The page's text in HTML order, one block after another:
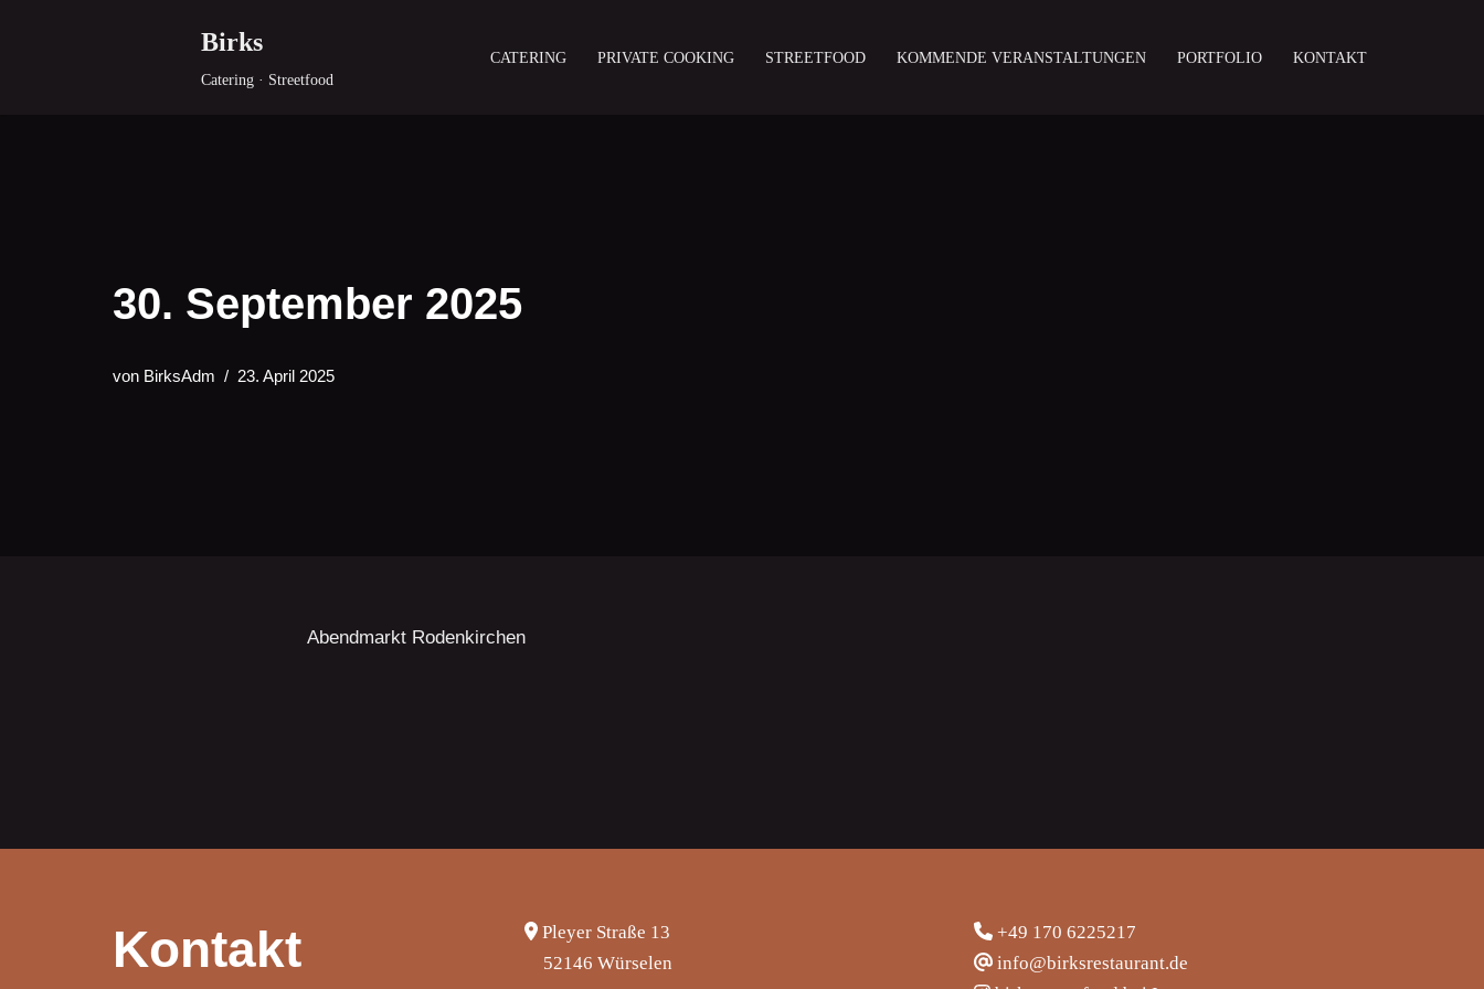
Birks
Catering · Streetfood
CATERING PRIVATE COOKING STREETFOOD KOMMENDE VERANSTALTUNGEN PORTFOLIO KONTAKT
30. September 2025
von BirksAdm 23. April 2025
Abendmarkt Rodenkirchen
Kontakt
Pleyer Straße 13
52146 Würselen
+49 170 6225217
info@birksrestaurant.de